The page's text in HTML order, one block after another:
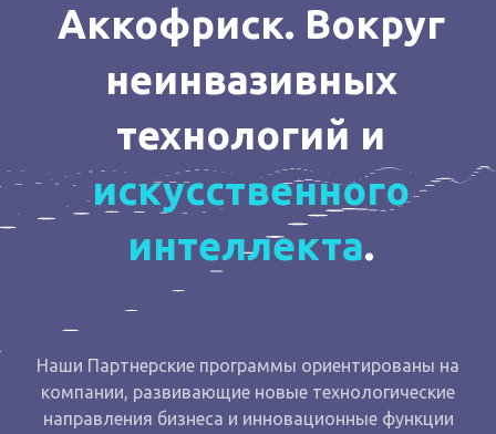
Аккофриск. Вокруг
неинвазивных
технологий и
искусственного
интеллекта.
Наши Партнерские программы ориентированы на
компании, развивающие новые технологические
направления бизнеса и инновационные функции